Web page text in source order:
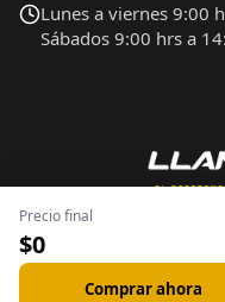
Precio final
$0
Comprar ahora
Lunes a viernes 9:00
Sábados 9:00 hrs a